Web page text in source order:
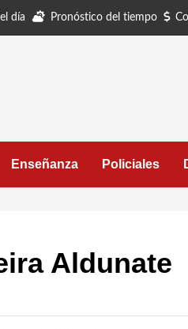
día Pronóstico del tiempo
Enseñanza Policiales
Aldunate